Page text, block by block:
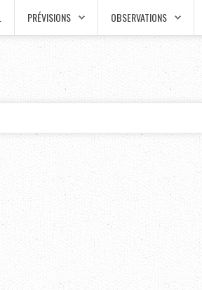
PRÉVISIONS OBSERVATIONS